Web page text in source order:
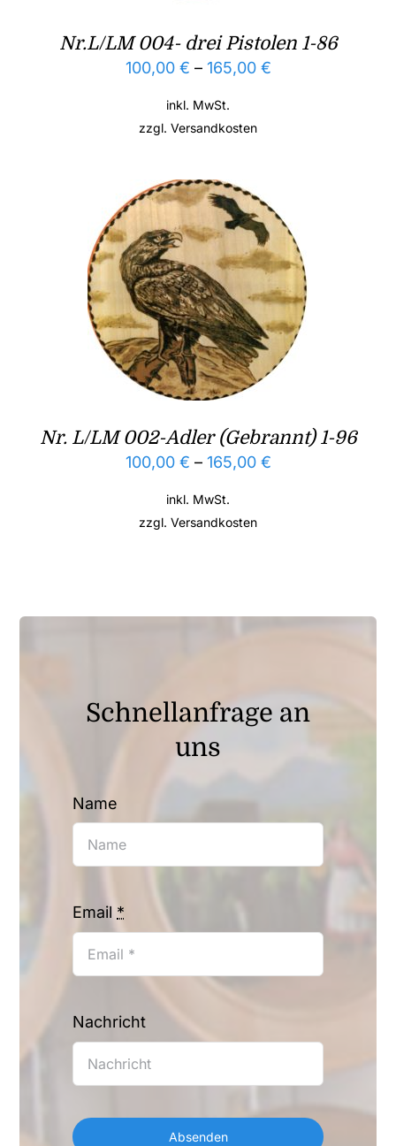
Nr.L/LM 004- drei Pistolen 1-86
100,00 € – 165,00 €
inkl. MwSt.
zzgl. Versandkosten
Nr. L/LM 002-Adler (Gebrannt) 1-96
100,00 € – 165,00 €
inkl. MwSt.
zzgl. Versandkosten
Schnellanfrage an
uns
Name
Email *
Nachricht
Absenden